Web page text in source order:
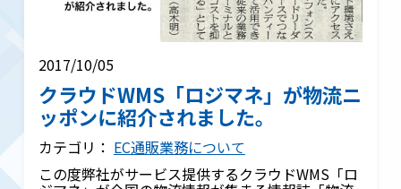
2017/10/05
クラウドWMS「ロジマネ」が物流ニ
ッポンに紹介されました。
カテゴリ： EC通販業務について
この度弊社がサービス提供するクラウドWMS「ロ